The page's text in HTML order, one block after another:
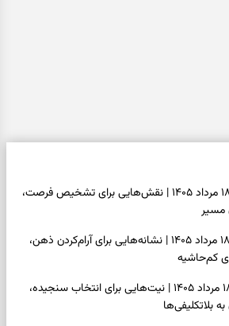
فال قهوه امروز یکشنبه ۱۸ مرداد ۱۴۰۵ | نقش‌هایی برای تشخیص فرصت،
مسیر
فال شمع امروز یکشنبه ۱۸ مرداد ۱۴۰۵ | نشانه‌هایی برای آرام‌کردن ذهن،
کم‌حاشیه
فال ابجد امروز یکشنبه ۱۸ مرداد ۱۴۰۵ | نیت‌هایی برای انتخاب سنجیده،
بلاتکلیفی‌ها